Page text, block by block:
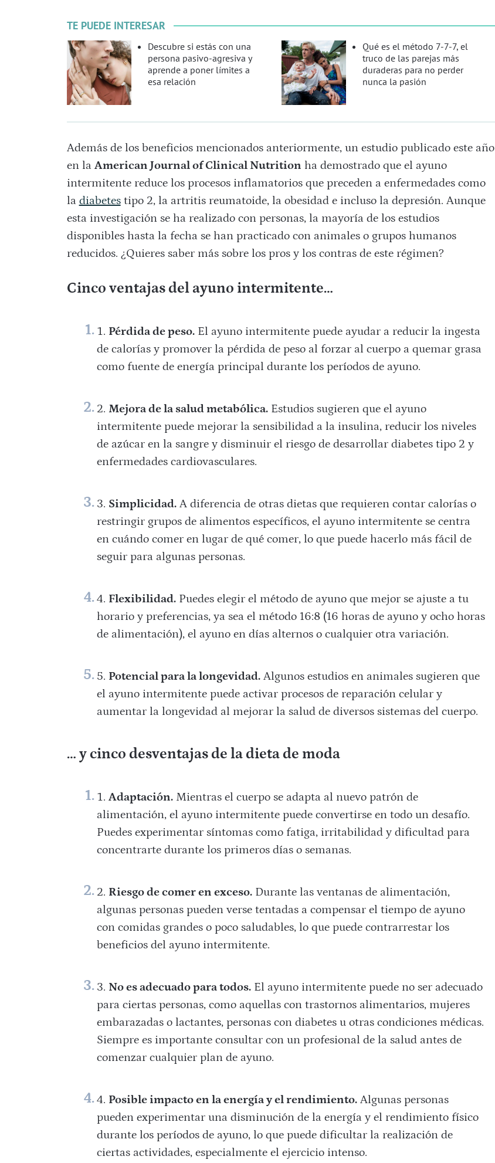
TE PUEDE INTERESAR
Descubre si estás con una
persona pasivo-agresiva y
aprende a poner límites a
esa relación
Qué es el método 7-7-7, el
truco de las parejas más
duraderas para no perder
nunca la pasión
Además de los beneficios mencionados anteriormente, un estudio publicado este año
en la American Journal of Clinical Nutrition ha demostrado que el ayuno
intermitente reduce los procesos inflamatorios que preceden a enfermedades como
la diabetestipo 2, la artritis reumatoide, la obesidad e incluso la depresión. Aunque
esta investigación se ha realizado con personas, la mayoría de los estudios
disponibles hasta la fecha se han practicado con animales o grupos humanos
reducidos. ¿Quieres saber más sobre los pros y los contras de este régimen?
Cinco ventajas del ayuno intermitente…
Pérdida de peso. El ayuno intermitente puede ayudar a reducir la ingesta
de calorías y promover la pérdida de peso al forzar al cuerpo a quemar grasa
como fuente de energía principal durante los períodos de ayuno.
Mejora de la salud metabólica. Estudios sugieren que el ayuno
intermitente puede mejorar la sensibilidad a la insulina, reducir los niveles
de azúcar en la sangre y disminuir el riesgo de desarrollar diabetes tipo 2 y
enfermedades cardiovasculares.
Simplicidad. A diferencia de otras dietas que requieren contar calorías o
restringir grupos de alimentos específicos, el ayuno intermitente se centra
en cuándo comer en lugar de qué comer, lo que puede hacerlo más fácil de
seguir para algunas personas.
Flexibilidad. Puedes elegir el método de ayuno que mejor se ajuste a tu
horario y preferencias, ya sea el método 16:8 (16 horas de ayuno y ocho horas
de alimentación), el ayuno en días alternos o cualquier otra variación.
Potencial para la longevidad. Algunos estudios en animales sugieren que
el ayuno intermitente puede activar procesos de reparación celular y
aumentar la longevidad al mejorar la salud de diversos sistemas del cuerpo.
… y cinco desventajas de la dieta de moda
Adaptación. Mientras el cuerpo se adapta al nuevo patrón de
alimentación, el ayuno intermitente puede convertirse en todo un desafío.
Puedes experimentar síntomas como fatiga, irritabilidad y dificultad para
concentrarte durante los primeros días o semanas.
Riesgo de comer en exceso. Durante las ventanas de alimentación,
algunas personas pueden verse tentadas a compensar el tiempo de ayuno
con comidas grandes o poco saludables, lo que puede contrarrestar los
beneficios del ayuno intermitente.
No es adecuado para todos. El ayuno intermitente puede no ser adecuado
para ciertas personas, como aquellas con trastornos alimentarios, mujeres
embarazadas o lactantes, personas con diabetes u otras condiciones médicas.
Siempre es importante consultar con un profesional de la salud antes de
comenzar cualquier plan de ayuno.
Posible impacto en la energía y el rendimiento. Algunas personas
pueden experimentar una disminución de la energía y el rendimiento físico
durante los períodos de ayuno, lo que puede dificultar la realización de
ciertas actividades, especialmente el ejercicio intenso.